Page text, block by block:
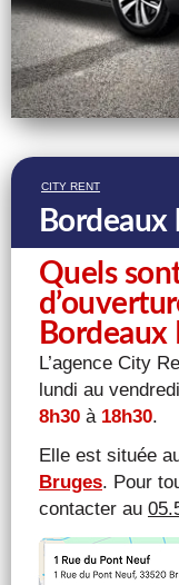
CITY RENT
Bordeaux
Quels
Bordeaux
L’agence City
lundi au
8h30 à 18h30.
Elle est située
Bruges. Pour
contacter au